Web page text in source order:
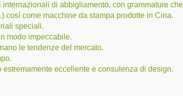
di abbigliamento, con grammature
così come macchine da stampa prodotte in Cina.
speciali.
modo impeccabile.
le tendenze del mercato.
estremamente eccellente e consulenza di design.